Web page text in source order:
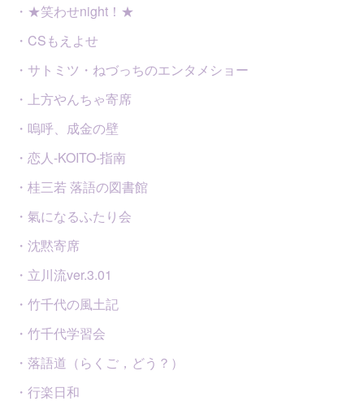
・★笑わせnight！★
・CSもえよせ
・サトミツ・ねづっちのエンタメショー
・上方やんちゃ寄席
・嗚呼、成金の壁
・恋人-KOITO-指南
・桂三若 落語の図書館
・氣になるふたり会
・沈黙寄席
・立川流ver.3.01
・竹千代の風土記
・竹千代学習会
・落語道（らくご，どう？）
・行楽日和